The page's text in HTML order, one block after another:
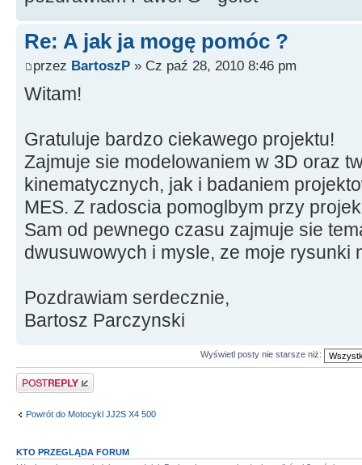
Re: A jak ja mogę pomóc ?
przez BartoszP » Cz paź 28, 2010 8:46 pm
Witam!
Gratuluje bardzo ciekawego projektu!
Zajmuje sie modelowaniem w 3D oraz
kinematycznych, jak i badaniem
MES. Z radoscia pomoglbym przy
Sam od pewnego czasu zajmuje sie
dwusuwowych i mysle, ze moje rysunki
Pozdrawiam serdecznie,
Bartosz Parczynski
Wyświetl posty nie starsze niż:
Odpowiedz
Powrót do Motocykl JJ2S X4 500
KTO PRZEGLĄDA FORUM